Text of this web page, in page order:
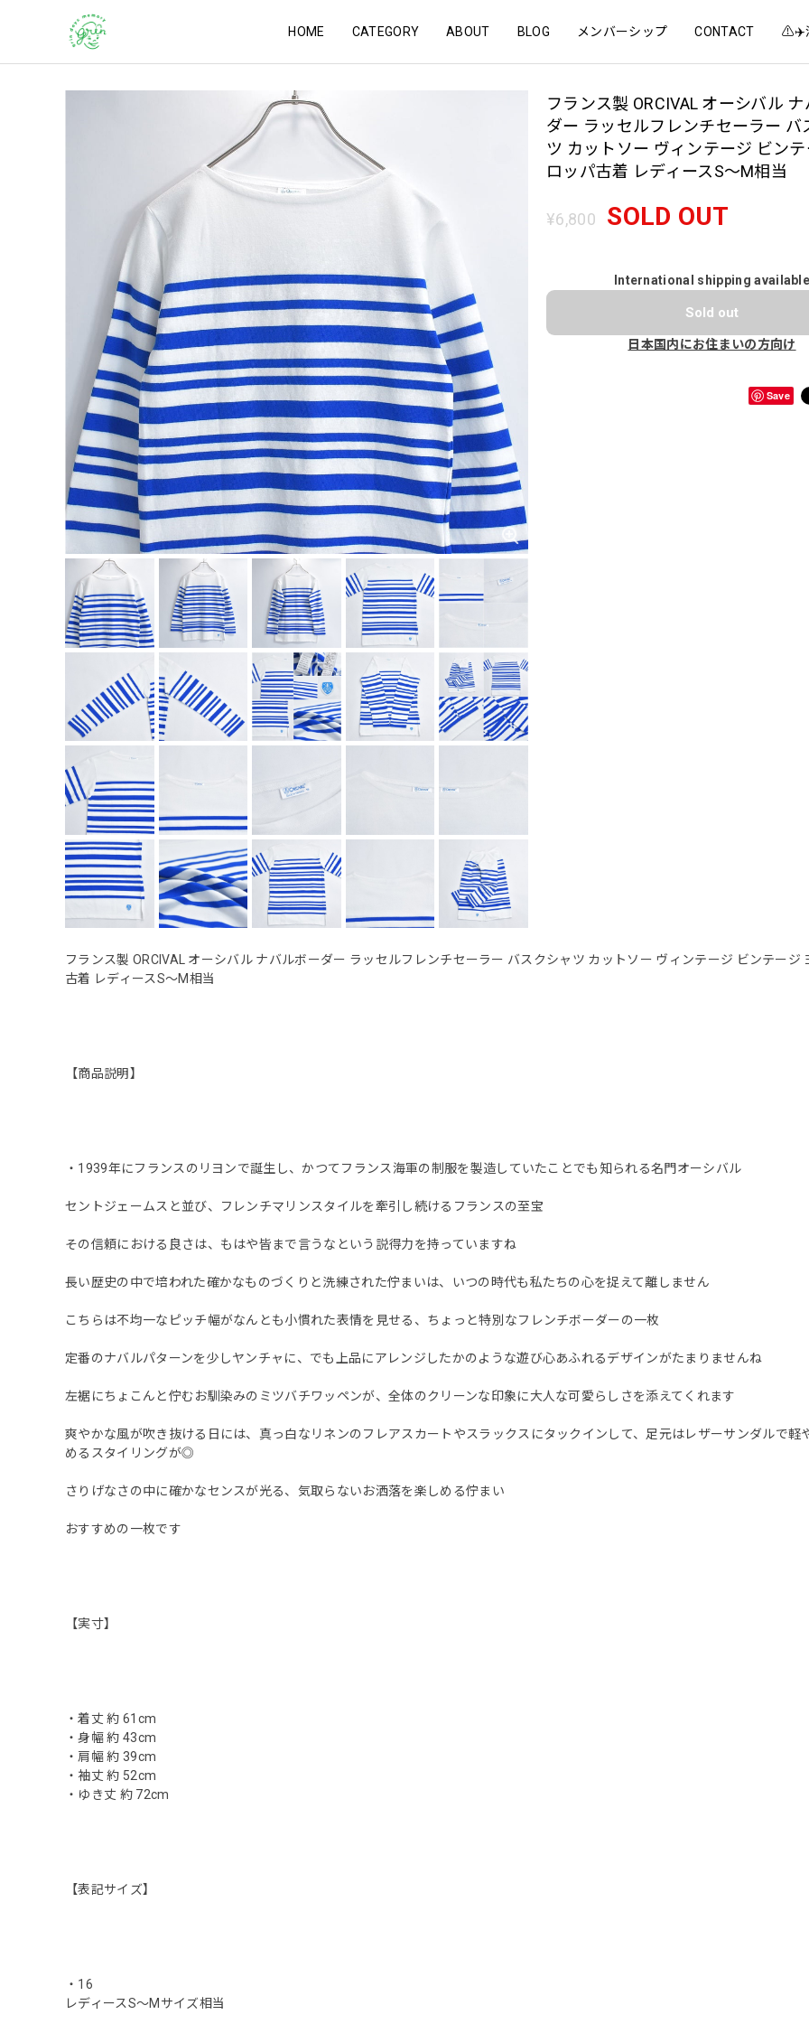
HOME CATEGORY ABOUT BLOG メンバーシップ CONTACT ⚠️✈️
フランス製 ORCIVAL オーシバル
ダー ラッセルフレンチセーラー バ
ツ カットソー ヴィンテージ ビン
ロッパ古着 レディースS～M相当
¥6,800 SOLD OUT
International shipping available
Sold out
日本国内にお住まいの方向け
Save
フランス製 ORCIVAL オーシバル ナバルボーダー ラッセルフレンチセーラー バスクシャツ カットソー ヴィンテージ ビンテージ
古着 レディースS〜M相当
【商品説明】
・1939年にフランスのリヨンで誕生し、かつてフランス海軍の制服を製造していたことでも知られる名門オーシバル
セントジェームスと並び、フレンチマリンスタイルを牽引し続けるフランスの至宝
その信頼における良さは、もはや皆まで言うなという説得力を持っていますね
長い歴史の中で培われた確かなものづくりと洗練された佇まいは、いつの時代も私たちの心を捉えて離しません
こちらは不均一なピッチ幅がなんとも小慣れた表情を見せる、ちょっと特別なフレンチボーダーの一枚
定番のナバルパターンを少しヤンチャに、でも上品にアレンジしたかのような遊び心あふれるデザインがたまりませんね
左裾にちょこんと佇むお馴染みのミツバチワッペンが、全体のクリーンな印象に大人な可愛らしさを添えてくれます
爽やかな風が吹き抜ける日には、真っ白なリネンのフレアスカートやスラックスにタックインして、足元はレザーサンダルで軽
めるスタイリングが◎
さりげなさの中に確かなセンスが光る、気取らないお洒落を楽しめる佇まい
おすすめの一枚です
【実寸】
・着丈 約 61cm
・身幅 約 43cm
・肩幅 約 39cm
・袖丈 約 52cm
・ゆき丈 約 72cm
【表記サイズ】
・16
レディースS〜Mサイズ相当